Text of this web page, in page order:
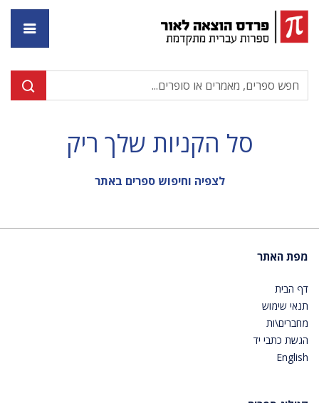
סל הקניות שלך ריק
לצפיה וחיפוש ספרים באתר
מפת האתר
דף הבית
תנאי שימוש
מחברים\ות
הגשת כתבי יד
English